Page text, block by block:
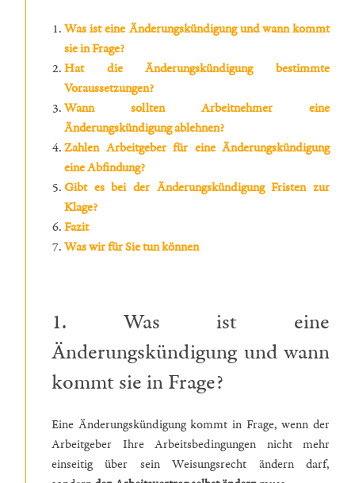
Was ist eine Änderungskündigung und wann kommt
sie in Frage?
Hat die Änderungskündigung bestimmte
Voraussetzungen?
Wann sollten Arbeitnehmer eine
Änderungskündigung ablehnen?
Zahlen Arbeitgeber für eine Änderungskündigung
eine Abfindung?
Gibt es bei der Änderungskündigung Fristen zur
Klage?
Fazit
Was wir für Sie tun können
1. Was ist eine
Änderungskündigung und wann
kommt sie in Frage?
Eine Änderungskündigung kommt in Frage, wenn der
Arbeitgeber Ihre Arbeitsbedingungen nicht mehr
einseitig über sein Weisungsrecht ändern darf,